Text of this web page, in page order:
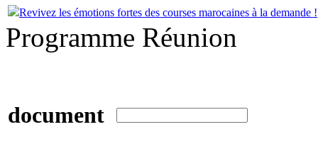
Revivez les émotions fortes des courses marocaines à la demande !
Programme Réunion
document